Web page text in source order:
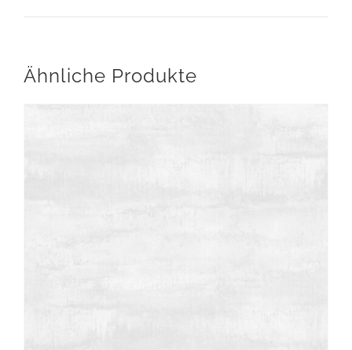
Ähnliche Produkte